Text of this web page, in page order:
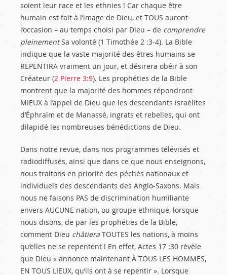
soient leur race et les ethnies ! Car chaque être
humain est fait à l’image de Dieu, et TOUS auront
l’occasion – au temps choisi par Dieu – de comprendre
pleinementSa volonté (1 Timothée 2 :3-4). La Bible
indique que la vaste majorité des êtres humains se
REPENTIRA vraiment un jour, et désirera obéir à son
Créateur (2 Pierre 3:9). Les prophéties de la Bible
montrent que la majorité des hommes répondront
MIEUX à l’appel de Dieu que les descendants israélites
d’Éphraïm et de Manassé, ingrats et rebelles, qui ont
dilapidé les nombreuses bénédictions de Dieu.
Dans notre revue, dans nos programmes télévisés et
radiodiffusés, ainsi que dans ce que nous enseignons,
nous traitons en priorité des péchés nationaux et
individuels des descendants des Anglo-Saxons. Mais
nous ne faisons PAS de discrimination humiliante
envers AUCUNE nation, ou groupe ethnique, lorsque
nous disons, de par les prophéties de la Bible,
comment Dieu châtiera TOUTES les nations, à moins
qu’elles ne se repentent ! En effet, Actes 17 :30 révèle
que Dieu « annonce maintenant À TOUS LES HOMMES,
EN TOUS LIEUX, qu’ils ont à se repentir ». Lorsque